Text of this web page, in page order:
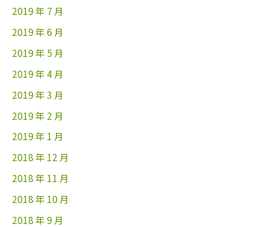
2019 年 7 月
2019 年 6 月
2019 年 5 月
2019 年 4 月
2019 年 3 月
2019 年 2 月
2019 年 1 月
2018 年 12 月
2018 年 11 月
2018 年 10 月
2018 年 9 月